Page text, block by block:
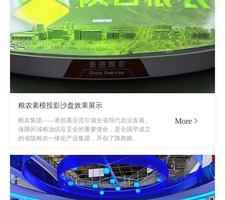
粮农素模投影沙盘效果展示
粮农集团——承担着示范引领全省现代农业发展、
保障区域粮油供应安全的重要使命，是全国早成立
的省级粮农一体化产业集团，开创了陕西粮...
More